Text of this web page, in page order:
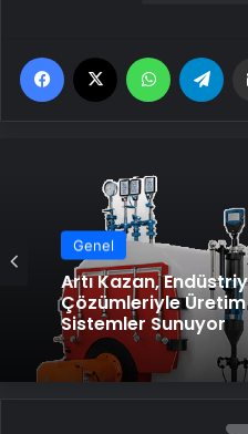
Facebook WhatsApp
Genel
Artı Kazan,
Çözümleriyle
Sistemler Sunuyor